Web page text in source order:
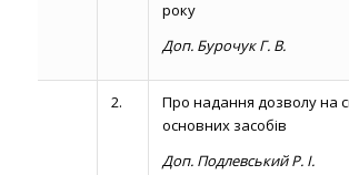
року
Доп. Бурочук Г. В.
2.
Про надання дозволу на
основних засобів
Доп. Подлевський Р. І.